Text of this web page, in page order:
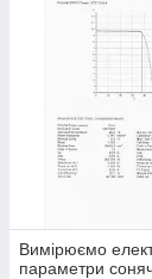
Вимірюємо
параметри